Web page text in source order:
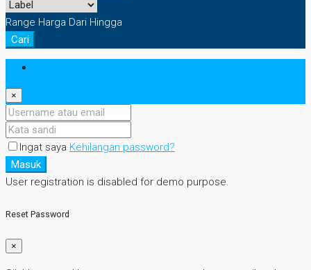
Range Harga Dari Hingga
Cari
×
Ingat saya Kehilangan password?
Masuk
User registration is disabled for demo purpose.
Reset Password
×